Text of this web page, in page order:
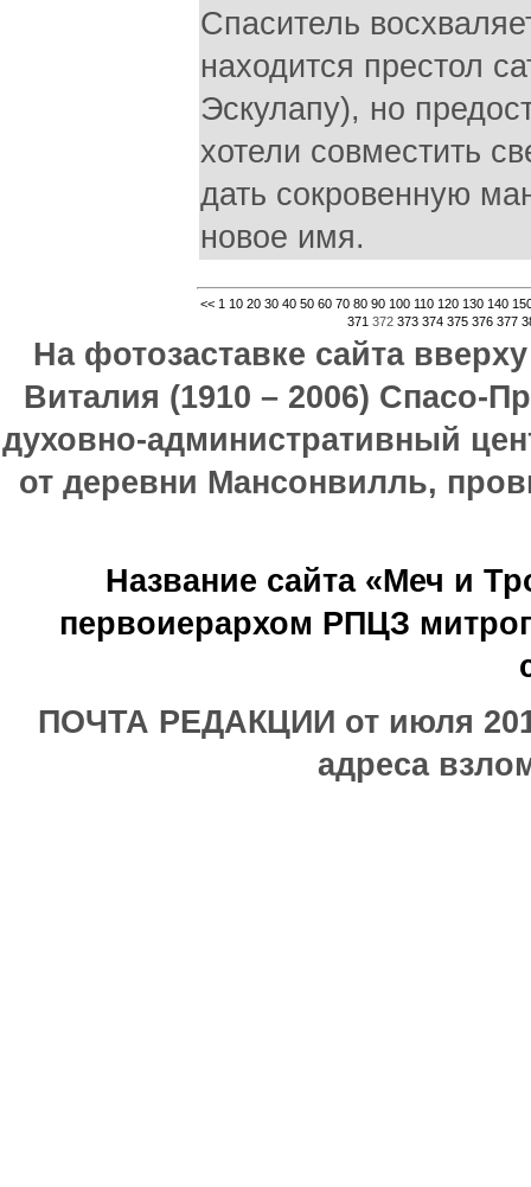
Спаситель
находится престол
Эскулапу), но
хотели совместить
дать сокровенную
новое имя.
<< 1 10 20 30 40 50 60 70 80 90 100 110 120 130 140
371 372 373 374 375 376 377
На фотозаставке сайта
Виталия (1910 – 2006) Спасо-
духовно-административный
от деревни Мансонвилль,
Название сайта «Меч и
первоиерархом РПЦЗ
ПОЧТА РЕДАКЦИИ от июля
адреса